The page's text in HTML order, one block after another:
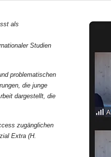
als
Studien
problematischen
die junge
dargestellt, die
zugänglichen
Extra (H.